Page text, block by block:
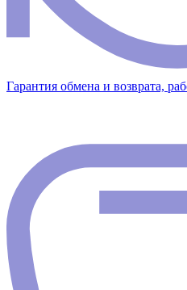
Гарантия обмена и возврата,